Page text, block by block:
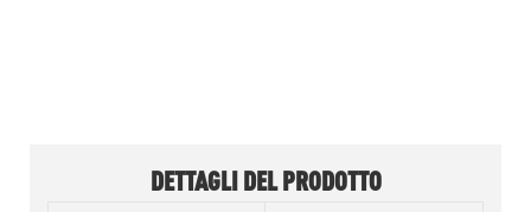
DETTAGLI DEL PRODOTTO